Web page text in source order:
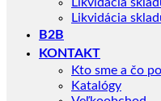
Likvidácia
Likvidácia
B2B
KONTAKT
Kto sme a čo
Katalógy